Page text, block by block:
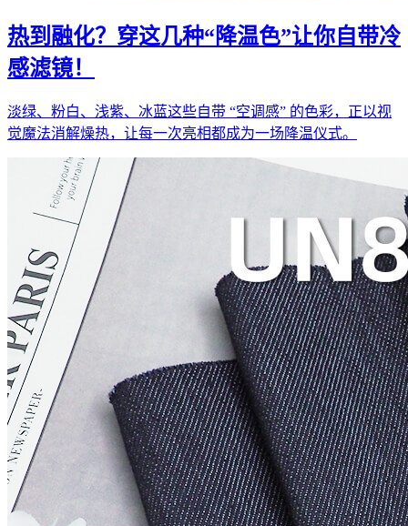
热到融化？穿这几种“降温色”让你自带冷
感滤镜！
淡绿、粉白、浅紫、冰蓝这些自带 “空调感” 的色彩，正以视
觉魔法消解燥热，让每一次亮相都成为一场降温仪式。​